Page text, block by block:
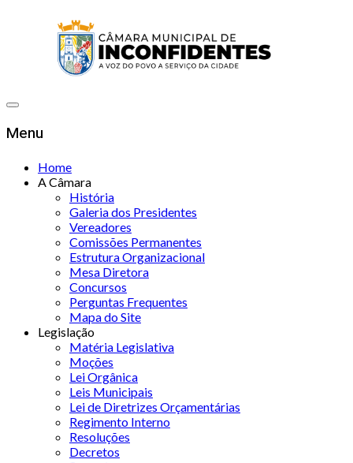
Menu
Home
A Câmara
História
Galeria dos Presidentes
Vereadores
Comissões Permanentes
Estrutura Organizacional
Mesa Diretora
Concursos
Perguntas Frequentes
Mapa do Site
Legislação
Matéria Legislativa
Moções
Lei Orgânica
Leis Municipais
Lei de Diretrizes Orçamentárias
Regimento Interno
Resoluções
Decretos